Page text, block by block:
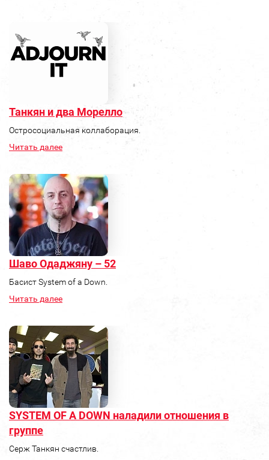
Танкян и два Морелло
Остросоциальная коллаборация.
Читать далее
Шаво Одаджяну – 52
Басист System of a Down.
Читать далее
SYSTEM OF A DOWN наладили отношения в
группе
Серж Танкян счастлив.